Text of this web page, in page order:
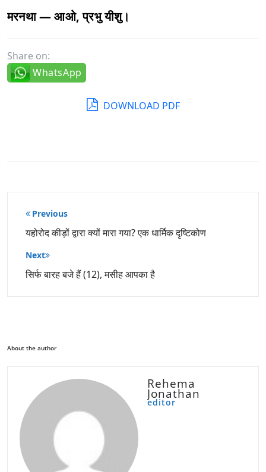
मरनथा — आओ, प्रभु यीशु।
Share on:
WhatsApp
DOWNLOAD PDF
पोस्ट
नेविगेशन
Previous
यहोरोद कीड़ों द्वारा क्यों मारा गया? एक धार्मिक दृष्टिकोण
Next
सिर्फ बारह बजे हैं (12), मसीह आपका है
About the author
Rehema
Jonathan
editor